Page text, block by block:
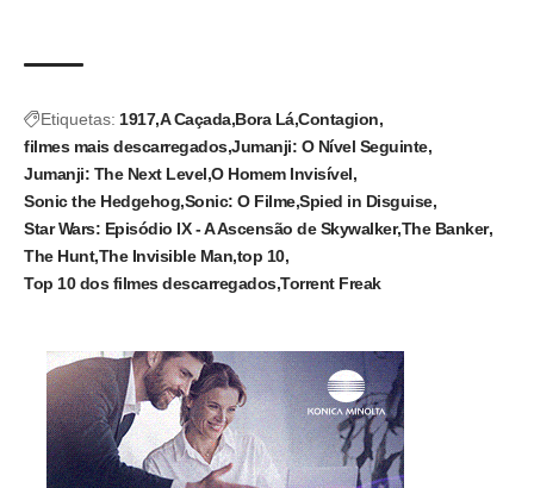
Etiquetas: 1917 A Caçada Bora Lá Contagion
filmes mais descarregados Jumanji: O Nível Seguinte
Jumanji: The Next Level O Homem Invisível
Sonic the Hedgehog Sonic: O Filme Spied in Disguise
Star Wars: Episódio IX - A Ascensão de Skywalker The Banker
The Hunt The Invisible Man top 10
Top 10 dos filmes descarregados Torrent Freak